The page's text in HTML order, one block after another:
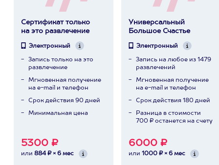
Сертификат только
на это развлечение
Электронный
Запись только на это
развлечение
Мгновенная получение
на e-mail и телефон
Срок действия 90 дней
Минимальная цена
5300 ₽
или 884 ₽ × 6 мес
Универсальный
Большое Счастье
Электронный
Запись на любое из 1479
развлечений
Мгновенная получение
на e-mail и телефон
Срок действия 180 дней
Разница в стоимости
700 ₽ останется на счету
6000 ₽
или 1000 ₽ × 6 мес